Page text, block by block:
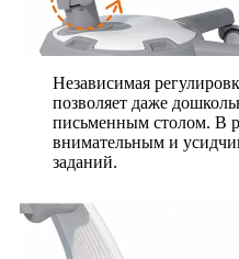
Независимая
позволяет даже
письменным столом. В
внимательным и
заданий.